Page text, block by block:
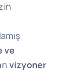
ve
vizyoner